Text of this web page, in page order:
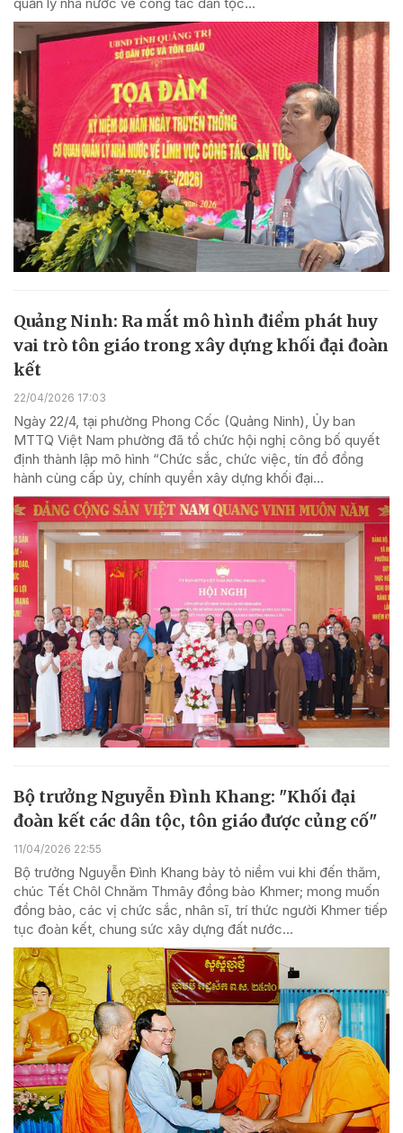
Quảng Ninh: Ra mắt mô hình điểm phát huy
vai trò tôn giáo trong xây dựng khối đại đoàn
kết
22/04/2026 17:03
Ngày 22/4, tại phường Phong Cốc (Quảng Ninh), Ủy ban
MTTQ Việt Nam phường đã tổ chức hội nghị công bố quyết
định thành lập mô hình “Chức sắc, chức việc, tín đồ đồng
hành cùng cấp ủy, chính quyền xây dựng khối đại...
Bộ trưởng Nguyễn Đình Khang: "Khối đại
đoàn kết các dân tộc, tôn giáo được củng cố"
11/04/2026 22:55
Bộ trưởng Nguyễn Đình Khang bày tỏ niềm vui khi đến thăm,
chúc Tết Chôl Chnăm Thmây đồng bào Khmer; mong muốn
đồng bào, các vị chức sắc, nhân sĩ, trí thức người Khmer tiếp
tục đoàn kết, chung sức xây dựng đất nước...